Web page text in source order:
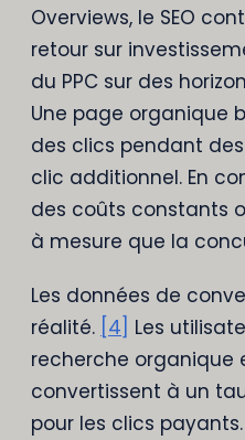
Overviews, le SEO
retour sur
du PPC sur des
Une page organique
des clics pendant
clic additionnel. En
des coûts constants
à mesure que la
Les données de
réalité. [4] Les
recherche organique
convertissent à un
pour les clics payants.